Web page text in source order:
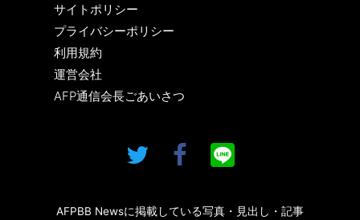
サイトポリシー
プライバシーポリシー
利用規約
運営会社
AFP通信会長ごあいさつ
AFPBB Newsに掲載している写真・見出し・記事